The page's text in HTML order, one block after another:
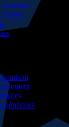
produits
ventes
nous
générales